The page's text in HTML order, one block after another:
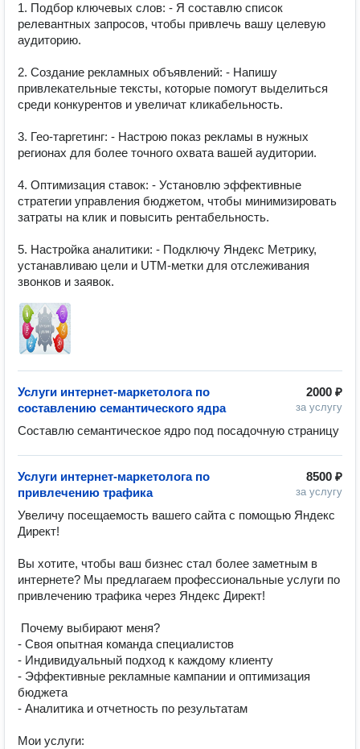
1. Подбор ключевых слов: - Я составлю список
релевантных запросов, чтобы привлечь вашу целевую
аудиторию.
2. Создание рекламных объявлений: - Напишу
привлекательные тексты, которые помогут выделиться
среди конкурентов и увеличат кликабельность.
3. Гео-таргетинг: - Настрою показ рекламы в нужных
регионах для более точного охвата вашей аудитории.
4. Оптимизация ставок: - Установлю эффективные
стратегии управления бюджетом, чтобы минимизировать
затраты на клик и повысить рентабельность.
5. Настройка аналитики: - Подключу Яндекс Метрику,
устанавливаю цели и UTM-метки для отслеживания
2000 ₽
за услугу
Услуги интернет-маркетолога по
составлению семантического ядра
Составлю семантическое ядро под посадочную страницу
8500 ₽
за услугу
Услуги интернет-маркетолога по
привлечению трафика
Увеличу посещаемость вашего сайта с помощью Яндекс
Директ!
Вы хотите, чтобы ваш бизнес стал более заметным в
интернете? Мы предлагаем профессиональные услуги по
привлечению трафика через Яндекс Директ!
- Своя опытная команда специалистов
- Индивидуальный подход к каждому клиенту
- Эффективные рекламные кампании и оптимизация
бюджета
- Аналитика и отчетность по результатам
Мои услуги: